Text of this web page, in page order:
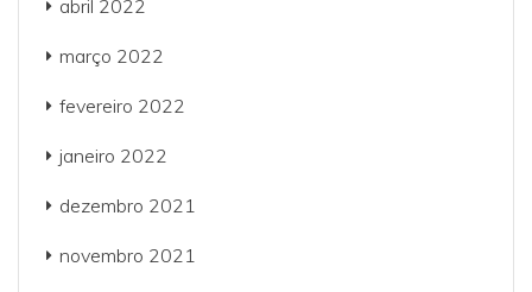
abril 2022
março 2022
fevereiro 2022
janeiro 2022
dezembro 2021
novembro 2021